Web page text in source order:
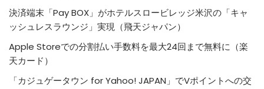
決済端末「Pay BOX」がホテルスロービレッジ米沢の「キャ
ッシュレスラウンジ」実現（飛天ジャパン）
Apple Storeでの分割払い手数料を最大24回まで無料に（楽
天カード）
「カジュゲータウン for Yahoo! JAPAN」でVポイントへの交